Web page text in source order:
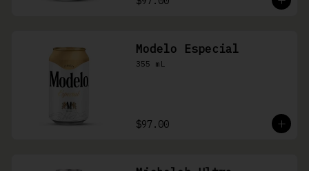
Modelo Especial
355 mL
$97.00